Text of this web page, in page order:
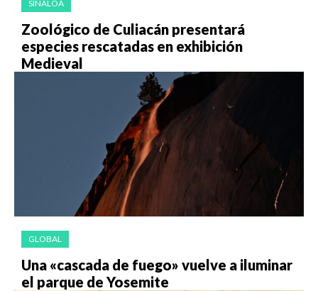
SINALOA
Zoológico de Culiacán presentará
especies rescatadas en exhibición
Medieval
GLOBAL
Una «cas­ca­da de fue­go» vuel­ve a ilu­mi­nar
el par­que de Yo­se­mi­te